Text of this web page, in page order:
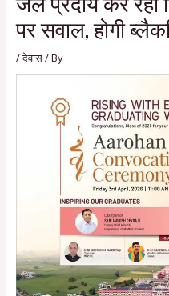
पर सवाल, होगी
/देवास/ By